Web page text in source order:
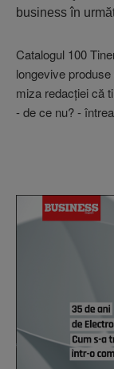
business în
Catalogul 100
longevive
miza redacţiei că
- de ce nu? -